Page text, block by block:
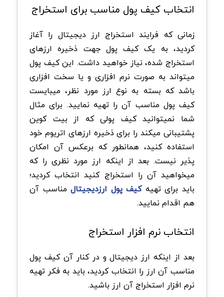
انتخاب کیف پول مناسب برای استخراج
زمانی که فرایند استخراج ارز دیجیتال را آغاز
کردید، به یک کیف پول جهت ذخیره ارزهای
استخراج شده، نیاز خواهید داشت. این کیف پول
میتواند به صورت نرم افزاری و یا سخت افزاری
باشد که بسته به نوع ارز مورد نظر، میبایست
کیف پول مناسب آن را تهیه نمایید. برای مثال
شما نمیتوانید کیف پولی که از بیت کوین
پشتیبانی میکند را برای ذخیره ارزهای اتریوم خود
استفاده کنید، همانطور که برعکس آن امکان
پذیر نیست. بعد از اینکه ارز مورد نظری را که
میخواهید آن را استخراج کنید انتخاب کردید؛
باید برای تهیهکیف پول ارزدیجیتالمناسب آن
هم اقدام نمایید.
انتخاب نرم افزار استخراج
بعد از اینکه ارز دیجیتال و در کنار آن کیف پول
مناسب آن ارز را انتخاب کردید، باید به فکر تهیه
نرم افزار استخراج آن ارز باشید.